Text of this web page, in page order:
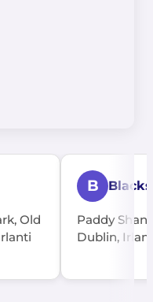
Old
B
Paddy
Dublin,